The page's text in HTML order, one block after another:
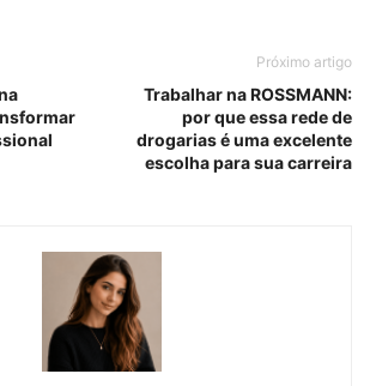
Próximo artigo
Trabalhar na ROSSMANN:
por que essa rede de
drogarias é uma excelente
escolha para sua carreira